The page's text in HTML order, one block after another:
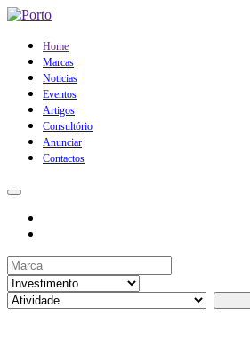
Home
Marcas
Noticias
Eventos
Artigos
Consultório
Anunciar
Contactos